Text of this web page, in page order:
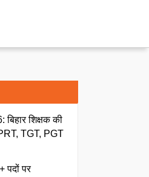
शिक्षक की
TGT, PGT
पदों पर